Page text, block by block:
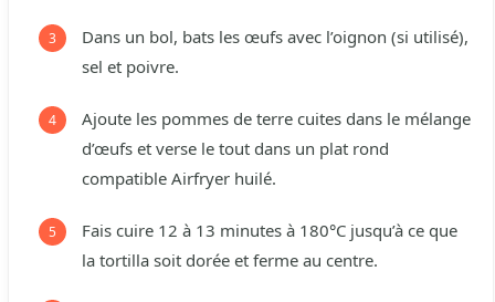
Dans un bol, bats les œufs avec l’oignon (si utilisé),
sel et poivre.
Ajoute les pommes de terre cuites dans le mélange
d’œufs et verse le tout dans un plat rond
compatible Airfryer huilé.
Fais cuire 12 à 13 minutes à 180°C jusqu’à ce que
la tortilla soit dorée et ferme au centre.